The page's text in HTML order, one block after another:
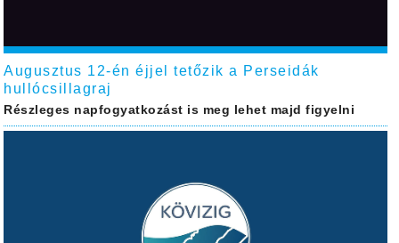
Augusztus 12-én éjjel tetőzik a Perseidák
hullócsillagraj
Részleges napfogyatkozást is meg lehet majd figyelni